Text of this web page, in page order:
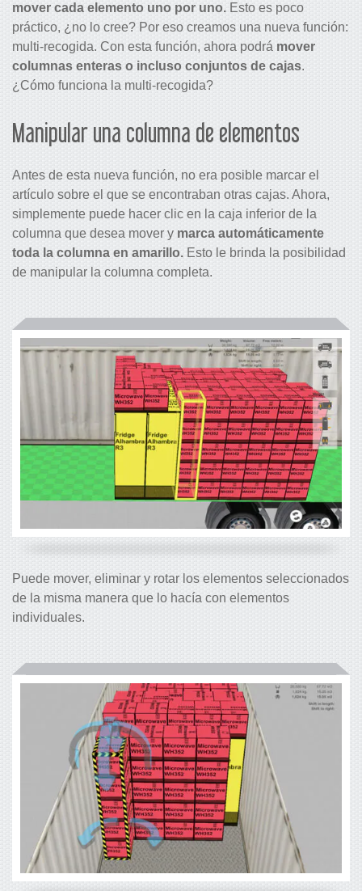
mover cada elemento uno por uno. Esto es poco
práctico, ¿no lo cree? Por eso creamos una nueva función:
multi-recogida. Con esta función, ahora podrá mover
columnas enteras o incluso conjuntos de cajas.
¿Cómo funciona la multi-recogida?
Manipular una columna de elementos
Antes de esta nueva función, no era posible marcar el
artículo sobre el que se encontraban otras cajas. Ahora,
simplemente puede hacer clic en la caja inferior de la
columna que desea mover y marca automáticamente
toda la columna en amarillo. Esto le brinda la posibilidad
de manipular la columna completa.
Puede mover, eliminar y rotar los elementos seleccionados
de la misma manera que lo hacía con elementos
individuales.